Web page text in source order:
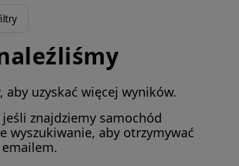
uzyskać więcej wyników.
znajdziemy samochód
wyszukiwanie, aby otrzymywać